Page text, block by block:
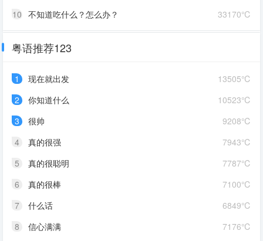
33170℃
10 不知道吃什么？怎么办？
粤语推荐123
13505℃
1
现在就出发
10523℃
2
你知道什么
9208℃
3
很帅
7943℃
4
真的很强
7787℃
5
真的很聪明
7100℃
6
真的很棒
6849℃
7
什么话
7176℃
8
信心满满